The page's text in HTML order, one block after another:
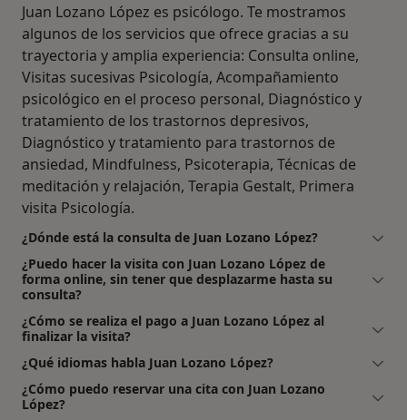
Juan Lozano López es psicólogo. Te mostramos
algunos de los servicios que ofrece gracias a su
trayectoria y amplia experiencia: Consulta online,
Visitas sucesivas Psicología, Acompañamiento
psicológico en el proceso personal, Diagnóstico y
tratamiento de los trastornos depresivos,
Diagnóstico y tratamiento para trastornos de
ansiedad, Mindfulness, Psicoterapia, Técnicas de
meditación y relajación, Terapia Gestalt, Primera
visita Psicología.
¿Dónde está la consulta de Juan Lozano López?
¿Puedo hacer la visita con Juan Lozano López de
forma online, sin tener que desplazarme hasta su
consulta?
¿Cómo se realiza el pago a Juan Lozano López al
finalizar la visita?
¿Qué idiomas habla Juan Lozano López?
¿Cómo puedo reservar una cita con Juan Lozano
López?